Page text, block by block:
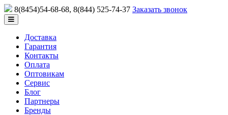
8(8454)54-68-68, 8(844) 525-74-37 Заказать звонок
Доставка
Гарантия
Контакты
Оплата
Оптовикам
Сервис
Блог
Партнеры
Бренды